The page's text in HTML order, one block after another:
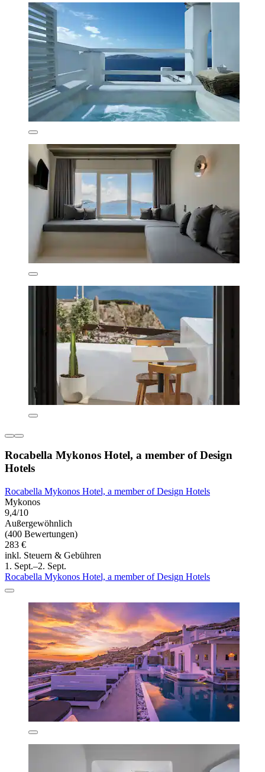
Rocabella Mykonos Hotel, a member of Design
Hotels
Rocabella Mykonos Hotel, a member of Design Hotels
Mykonos
9,4/10
Außergewöhnlich
(400 Bewertungen)
283 €
inkl. Steuern & Gebühren
1. Sept.–2. Sept.
Rocabella Mykonos Hotel, a member of Design Hotels